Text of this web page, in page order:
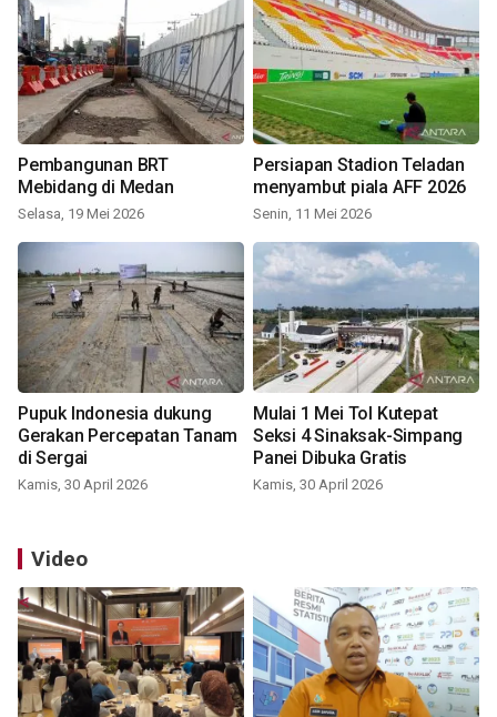
Pembangunan BRT
Mebidang di Medan
Selasa, 19 Mei 2026
Persiapan Stadion Teladan
menyambut piala AFF 2026
Senin, 11 Mei 2026
Pupuk Indonesia dukung
Gerakan Percepatan Tanam
di Sergai
Kamis, 30 April 2026
Mulai 1 Mei Tol Kutepat
Seksi 4 Sinaksak-Simpang
Panei Dibuka Gratis
Kamis, 30 April 2026
Video